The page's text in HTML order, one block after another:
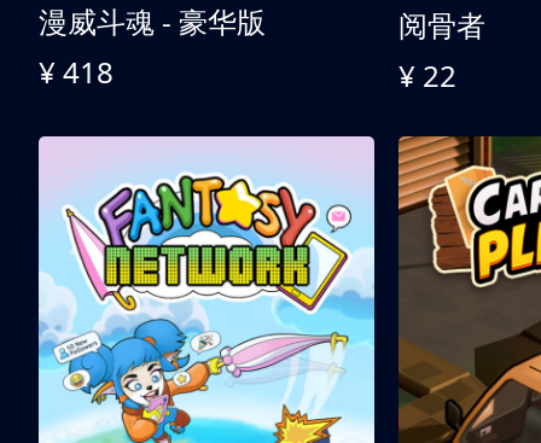
漫威斗魂 - 豪华版
¥ 418
阅骨者
¥ 22